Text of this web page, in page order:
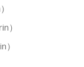
）